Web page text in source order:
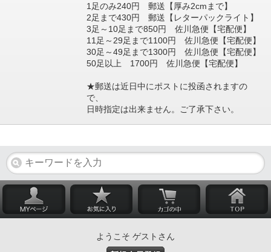
1足のみ240円 郵送【厚み2cmまで】
2足まで430円 郵送【レターパックライト】
3足～10足まで850円 佐川急便【宅配便】
11足～29足まで1100円 佐川急便【宅配便】
30足～49足まで1300円 佐川急便【宅配便】
50足以上 1700円 佐川急便【宅配便】
★郵送は近日中にポストに投函されますの
で、
日時指定は出来ません。ご了承下さい。
ようこそ ゲストさん